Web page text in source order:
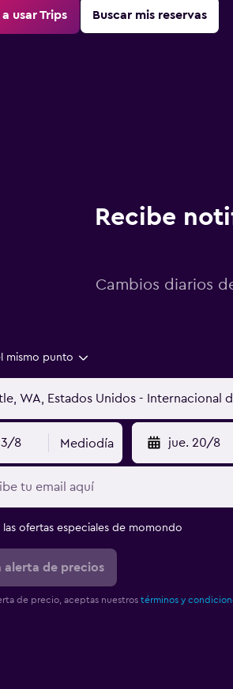
usar Trips Buscar mis reservas
Recibe
Cambios diarios
mismo punto
8 Mediodía jue. 20/8
las ofertas especiales de momondo
alerta de precios
de precio, aceptas nuestros términos y